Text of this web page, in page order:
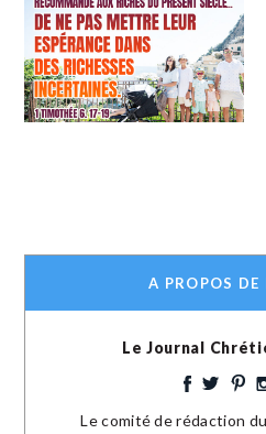
A PROPOS DE
Le Journal
Le comité de rédaction